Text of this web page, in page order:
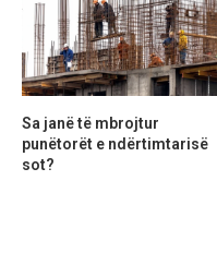
Sa janë të mbrojtur
punëtorët e ndërtimtarisë
sot?